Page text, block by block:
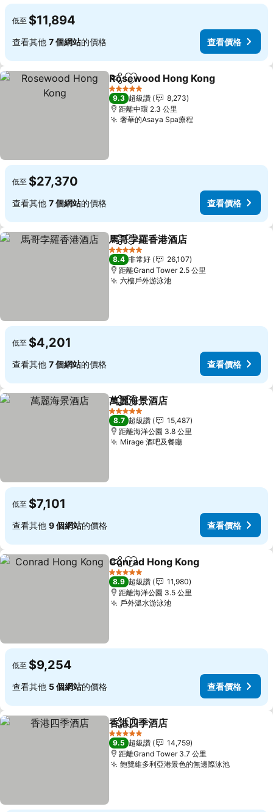
低至 $11,894
查看其他 7 個網站的價格 查看價格
分享 加入我的最愛
Rosewood Hong Kong
5 星級
9.3 超級讚
8,273
距離中環 2.3 公里
奢華的Asaya Spa療程查看價格
低至 $27,370
查看其他 7 個網站的價格 查看價格
分享 加入我的最愛
馬哥孛羅香港酒店
5 星級
8.4 非常好
26,107
距離Grand Tower 2.5 公里
六樓戶外游泳池查看價格
低至 $4,201
查看其他 7 個網站的價格 查看價格
分享 加入我的最愛
萬麗海景酒店
5 星級
8.7 超級讚
15,487
距離海洋公園 3.8 公里
Mirage 酒吧及餐廳查看價格
低至 $7,101
查看其他 9 個網站的價格 查看價格
分享 加入我的最愛
Conrad Hong Kong
5 星級
8.9 超級讚
11,980
距離海洋公園 3.5 公里
戶外溫水游泳池查看價格
低至 $9,254
查看其他 5 個網站的價格 查看價格
分享 加入我的最愛
香港四季酒店
5 星級
9.5 超級讚
14,759
距離Grand Tower 3.7 公里
飽覽維多利亞港景色的無邊際泳池查看價格